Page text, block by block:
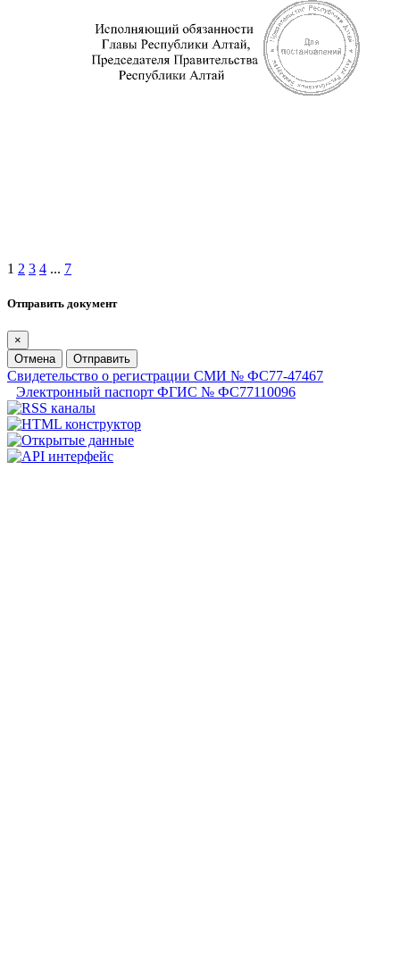
1 2 3 4 ... 7
Отправить документ
×
Отмена
Отправить
Свидетельство о регистрации СМИ № ФС77-47467
Электронный паспорт ФГИС № ФС77110096